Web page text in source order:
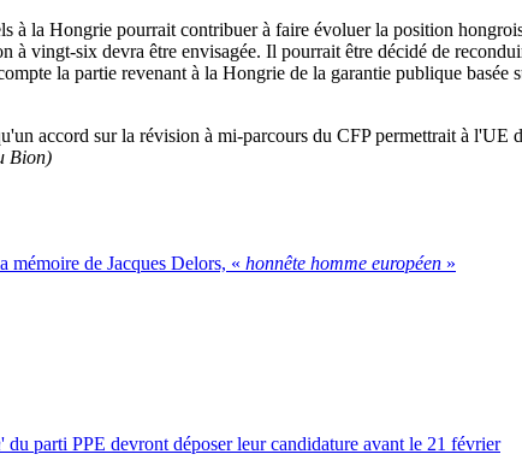
à la Hongrie pourrait contribuer à faire évoluer la position
à vingt-six devra être envisagée. Il pourrait être décidé de
la partie revenant à la Hongrie de la garantie publique
accord sur la révision à mi-parcours du CFP permettrait à
Bion)
mémoire de Jacques Delors, « honnête homme européen »
' du parti PPE devront déposer leur candidature avant le 21 février